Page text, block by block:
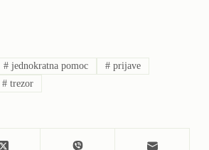
# jednokratna pomoc # prijave
# trezor